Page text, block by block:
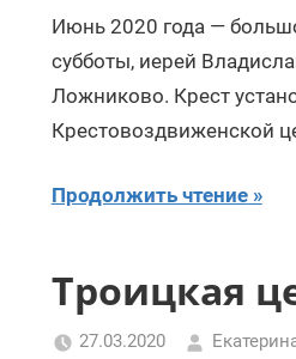
Июнь 2020 года —
субботы, иерей
Ложниково. Крест
Крестовоздвиженской
Продолжить чтение
Троицкая
27.03.2020